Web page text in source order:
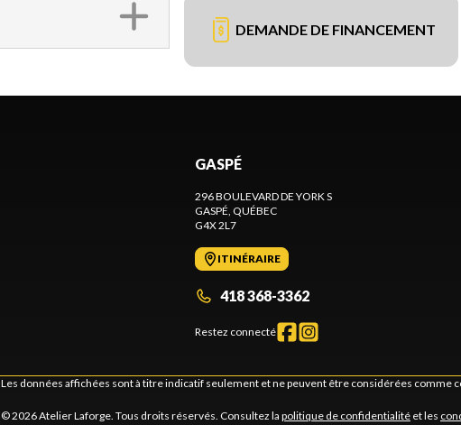
DEMANDE DE FINANCEMENT
GASPÉ
296 BOULEVARD DE YORK S
GASPÉ, QUÉBEC
G4X 2L7
ITINÉRAIRE
418 368-3362
Restez connecté
Les données affichées sont à titre indicatif seulement et ne peuvent être considérées comme
© 2026 Atelier Laforge. Tous droits réservés. Consultez la politique de confidentialité et les